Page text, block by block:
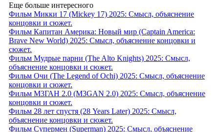
Еще больше интересного
Фильм Микки 17 (Mickey 17) 2025: Смысл, объяснение
концовки и сюжет.
Фильм Капитан Америка: Новый мир (Captain America:
Brave New World) 2025: Смысл, объяснение концовки и
сюжет.
Фильм Мудрые парни (The Alto Knights) 2025: Смысл,
объяснение концовки и сюжет.
Фильм Очи (The Legend of Ochi) 2025: Смысл, объяснение
концовки и сюжет.
Фильм М3ГАН 2.0 (M3GAN 2.0) 2025: Смысл, объяснение
концовки и сюжет.
Фильм 28 лет спустя (28 Years Later) 2025: Смысл,
объяснение концовки и сюжет.
Фильм Супермен (Superman) 2025: Смысл, объяснение